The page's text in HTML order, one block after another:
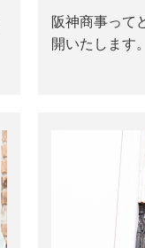
阪神商事って
開いたします。